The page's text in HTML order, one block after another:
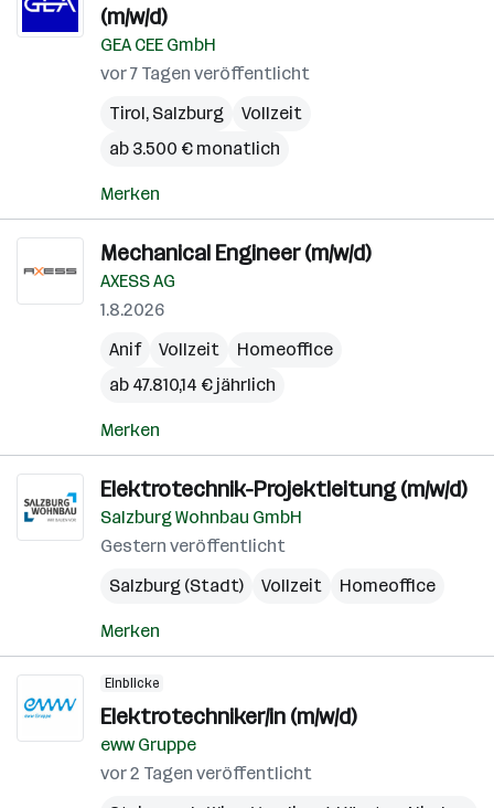
(m/w/d)
GEA CEE GmbH
vor 7 Tagen veröffentlicht
Tirol, Salzburg
Vollzeit
ab 3.500 € monatlich
Merken
Mechanical Engineer (m/w/d)
AXESS AG
1.8.2026
Anif
Vollzeit
Homeoffice
ab 47.810,14 € jährlich
Merken
Elektrotechnik-Projektleitung (m/w/d)
Salzburg Wohnbau GmbH
Gestern veröffentlicht
Salzburg (Stadt)
Vollzeit Homeoffice
Merken
Einblicke
Elektrotechniker/in (m/w/d)
eww Gruppe
vor 2 Tagen veröffentlicht